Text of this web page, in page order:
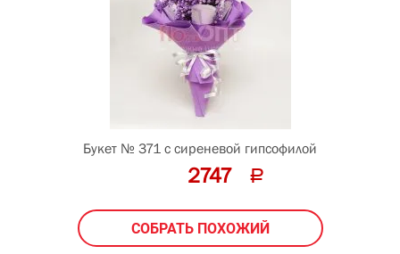
Букет № 371 с сиреневой гипсофилой
2747
СОБРАТЬ ПОХОЖИЙ